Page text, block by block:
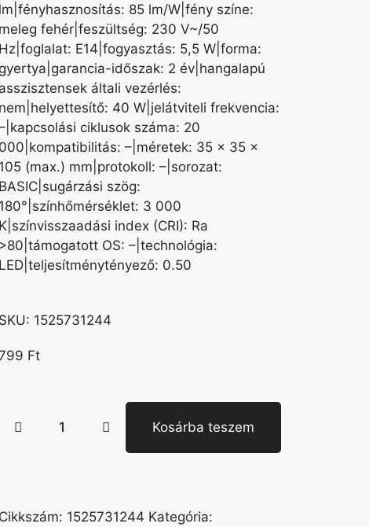
lm|fényhasznosítás: 85 lm/W|fény színe:
meleg fehér|feszültség: 230 V~/50
Hz|foglalat: E14|fogyasztás: 5,5 W|forma:
gyertya|garancia-időszak: 2 év|hangalapú
asszisztensek általi vezérlés:
nem|helyettesítő: 40 W|jelátviteli frekvencia:
ciklusok száma: 20
000|kompatibilitás: –|méretek: 35 × 35 ×
105 (max.) mm|protokoll: –|sorozat:
BASIC|sugárzási szög:
180°|színhőmérséklet: 3 000
K|színvisszaadási index (CRI): Ra
>80|támogatott OS: –|technológia:
LED|teljesítménytényező: 0.50
SKU: 1525731244
Ft
Kosárba teszem
Cikkszám: 1525731244 Kategória: